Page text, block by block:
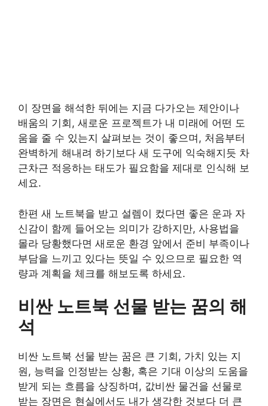
이 장면을 해석한 뒤에는 지금 다가오는 제안이나
배움의 기회, 새로운 프로젝트가 내 미래에 어떤 도
움을 줄 수 있는지 살펴보는 것이 좋으며, 처음부터
완벽하게 해내려 하기보다 새 도구에 익숙해지듯 차
근차근 적응하는 태도가 필요함을 제대로 인식해 보
세요.
한편 새 노트북을 받고 설렘이 컸다면 좋은 운과 자
신감이 함께 들어오는 의미가 강하지만, 사용법을
몰라 당황했다면 새로운 환경 앞에서 준비 부족이나
부담을 느끼고 있다는 뜻일 수 있으므로 필요한 역
량과 계획을 체크를 해보도록 하세요.
비싼 노트북 선물 받는 꿈의 해
석
비싼 노트북 선물 받는 꿈은 큰 기회, 가치 있는 지
원, 능력을 인정받는 상황, 혹은 기대 이상의 도움을
받게 되는 흐름을 상징하며, 값비싼 물건을 선물로
받는 장면은 현실에서도 내가 생각한 것보다 더 큰